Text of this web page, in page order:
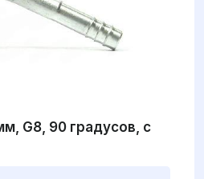
G8, 90 градусов, с